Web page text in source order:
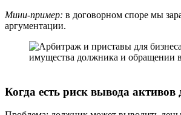
Мини-пример: в договорном споре мы
аргументации.
Когда есть риск вывода